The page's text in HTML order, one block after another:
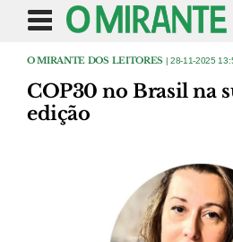
O MIRANTE DOS LEITORES| 28-11-2025
COP30 no Brasil na
edição